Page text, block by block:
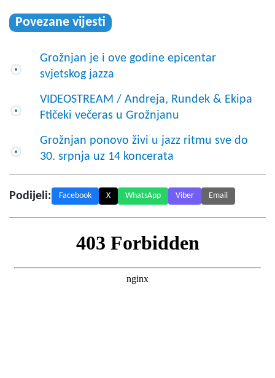
Povezane vijesti
Grožnjan je i ove godine epicentar
svjetskog jazza
VIDEOSTREAM / Andreja, Rundek & Ekipa
Ftičeki večeras u Grožnjanu
Grožnjan ponovo živi u jazz ritmu sve do
30. srpnja uz 14 koncerata
Podijeli: Facebook X WhatsApp Viber Email